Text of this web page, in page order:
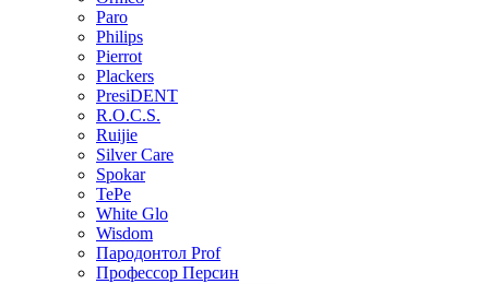
Paro
Philips
Pierrot
Plackers
PresiDENT
R.O.C.S.
Ruijie
Silver Care
Spokar
TePe
White Glo
Wisdom
Пародонтол Prof
Профессор Персин